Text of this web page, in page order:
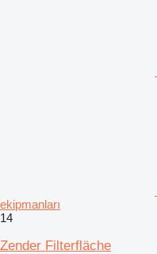
ekipmanları
14
Zender Filterfläche